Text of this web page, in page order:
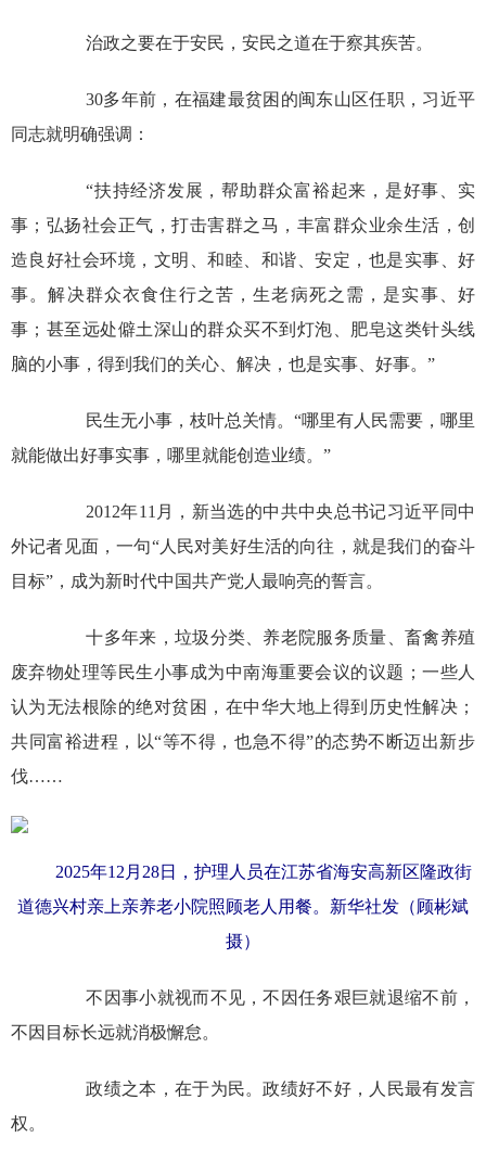
治政之要在于安民，安民之道在于察其疾苦。
30多年前，在福建最贫困的闽东山区任职，习近平
同志就明确强调：
“扶持经济发展，帮助群众富裕起来，是好事、实
事；弘扬社会正气，打击害群之马，丰富群众业余生活，创
造良好社会环境，文明、和睦、和谐、安定，也是实事、好
事。解决群众衣食住行之苦，生老病死之需，是实事、好
事；甚至远处僻土深山的群众买不到灯泡、肥皂这类针头线
脑的小事，得到我们的关心、解决，也是实事、好事。”
民生无小事，枝叶总关情。“哪里有人民需要，哪里
就能做出好事实事，哪里就能创造业绩。”
2012年11月，新当选的中共中央总书记习近平同中
外记者见面，一句“人民对美好生活的向往，就是我们的奋斗
目标”，成为新时代中国共产党人最响亮的誓言。
十多年来，垃圾分类、养老院服务质量、畜禽养殖
废弃物处理等民生小事成为中南海重要会议的议题；一些人
认为无法根除的绝对贫困，在中华大地上得到历史性解决；
共同富裕进程，以“等不得，也急不得”的态势不断迈出新步
伐……
2025年12月28日，护理人员在江苏省海安高新区隆政街
道德兴村亲上亲养老小院照顾老人用餐。新华社发（顾彬斌
摄）
不因事小就视而不见，不因任务艰巨就退缩不前，
不因目标长远就消极懈怠。
政绩之本，在于为民。政绩好不好，人民最有发言
权。